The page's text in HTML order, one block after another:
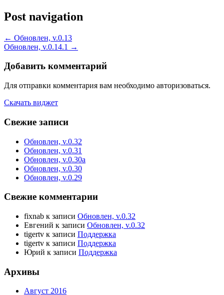
Post navigation
← Обновлен, v.0.13
Обновлен, v.0.14.1 →
Добавить комментарий
Для отправки комментария вам необходимо авторизоваться.
Скачать виджет
Свежие записи
Обновлен, v.0.32
Обновлен, v.0.31
Обновлен, v.0.30a
Обновлен, v.0.30
Обновлен, v.0.29
Свежие комментарии
fixnab к записи Обновлен, v.0.32
Евгений к записи Обновлен, v.0.32
tigertv к записи Поддержка
tigertv к записи Поддержка
Юрий к записи Поддержка
Архивы
Август 2016